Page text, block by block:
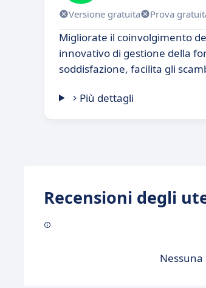
Versione gratuita Prova
Migliorate il coinvolgimento
innovativo di gestione della
soddisfazione, facilita gli
Più dettagli
Recensioni degli